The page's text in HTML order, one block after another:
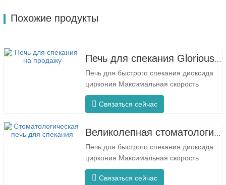
Похожие продукты
Печь для спекания Glorious Dental F5 Max
Печь для быстрого спекания диоксида
циркония Максимальная скорость
нагрева: 80 °C/мин. F5 Макс
Инновационный процесс Равномерная
отличается максимальной скоростью
на 360° обеспечивает равномерную
температуру в печи и…
Связаться сейчас
Великолепная стоматологическая печь для спекания F5 Pro
Печь для быстрого спекания диоксида
циркония Максимальная скорость
нагрева 200 °C/мин. F5 Про
Инновационный процесс Равномерная
Связаться сейчас